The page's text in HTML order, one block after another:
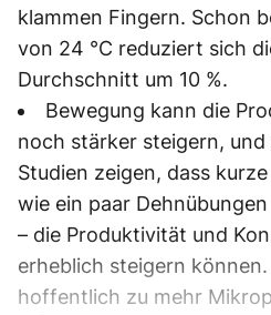
klammen Fingern. Schon
von 24 °C reduziert sich
Durchschnitt um 10 %.
Bewegung kann die
noch stärker steigern, und
Studien zeigen, dass
wie ein paar
– die Produktivität und
erheblich steigern
hoffentlich zu mehr